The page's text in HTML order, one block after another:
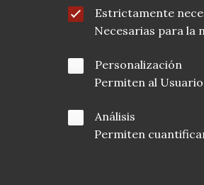
Estrictamente
Necesarias para la
Personalización
Permiten al
Análisis
Permiten